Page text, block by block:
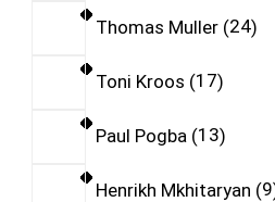
Thomas Muller 24
Toni Kroos 17
Paul Pogba 13
Henrikh Mkhitaryan 9